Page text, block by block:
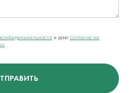
и даю согласие на